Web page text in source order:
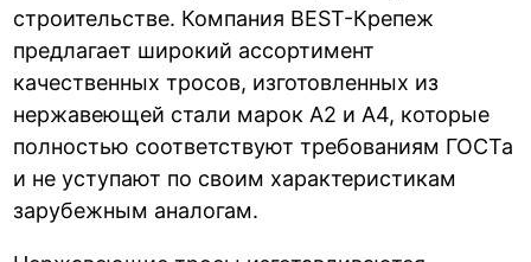
строительстве. Компания BEST-Крепеж
предлагает широкий ассортимент
качественных тросов, изготовленных из
нержавеющей стали марок А2 и А4, которые
полностью соответствуют требованиям ГОСТа
и не уступают по своим характеристикам
зарубежным аналогам.